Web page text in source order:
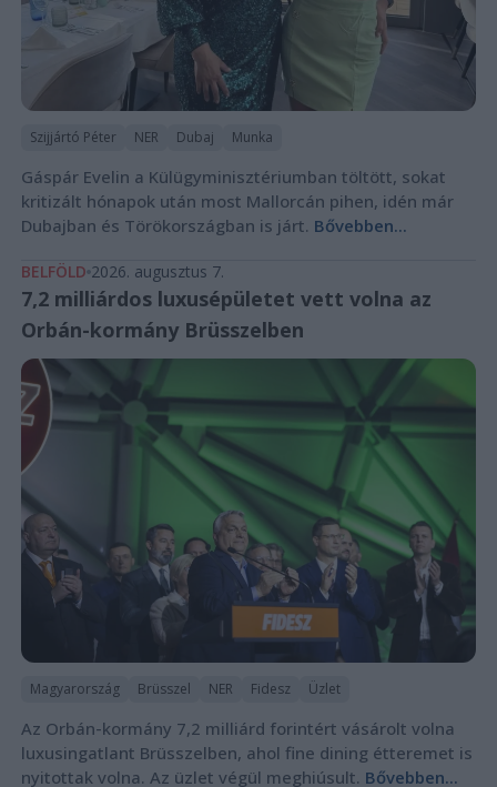
Szijjártó Péter NER Dubaj Munka
Gáspár Evelin a Külügyminisztériumban töltött, sokat
kritizált hónapok után most Mallorcán pihen, idén már
Dubajban és Törökországban is járt. Bővebben...
BELFÖLD 2026. augusztus 7.
7,2 milliárdos luxusépületet vett volna az
Orbán-kormány Brüsszelben
Magyarország Brüsszel NER Fidesz Üzlet
Az Orbán-kormány 7,2 milliárd forintért vásárolt volna
luxusingatlant Brüsszelben, ahol fine dining étteremet is
nyitottak volna. Az üzlet végül meghiúsult. Bővebben...